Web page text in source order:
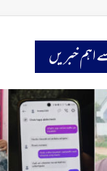
خبریں